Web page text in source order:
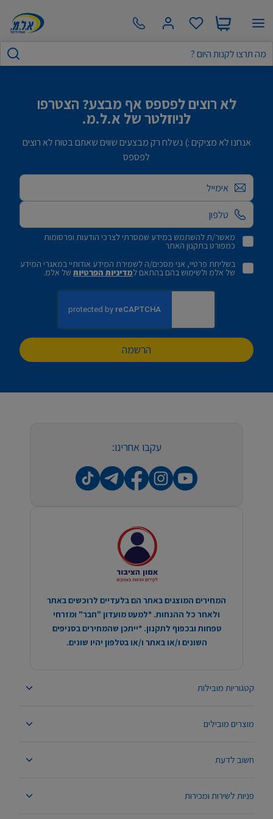
לא רוצים לפספס אף מבצע? הצטרפו
לניוזלטר של א.ל.מ.
אנחנו לא מציקים :) נשלח רק מבצעים שווים שאתם בטוח לא רוצים
לפספס
אימייל
מאשר/ת להשתמש במידע שמסרתי לצרכי הודעות ופרסומות
כמפורט בתקנון האתר
בשליחת פרטיי, אני מסכים/ה לשמירת המידע אודותיי במאגרי המידע
של אלמ ולשימוש בהם בהתאם למדיניות הפרטיותשל אלמ.
הרשמה
קטגוריות מובילות
מוצרים מובילים
חשוב לדעת
פניות לשירות ומכירות
עקבו אחרינו:
המחירים המוצגים באתר הם בלעדיים לרוכשים באתר
ולאחר כל ההנחות. *למעט מועדון "חבר" ומזרחי
טפחות ובכפוף לתקנון. *ייתכן שהמחירים בסניפים
השונים ו/או באתר ו/או בטלפון יהיו שונים.